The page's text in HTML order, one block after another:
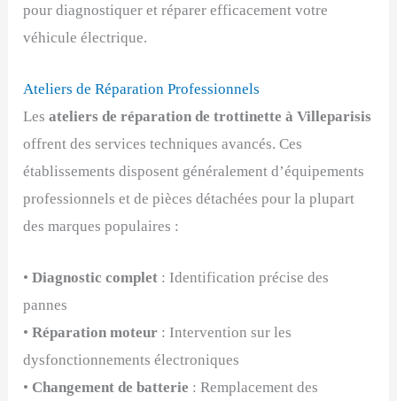
pour diagnostiquer et réparer efficacement votre
véhicule électrique.
Ateliers de Réparation Professionnels
Lesateliers de réparation de trottinette à Villeparisis
offrent des services techniques avancés. Ces
établissements disposent généralement d’équipements
professionnels et de pièces détachées pour la plupart
des marques populaires :
•Diagnostic complet : Identification précise des
pannes
•Réparation moteur : Intervention sur les
dysfonctionnements électroniques
• Changement de batterie : Remplacement des